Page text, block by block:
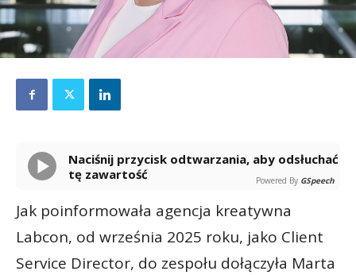
Naciśnij przycisk odtwarzania, aby odsłuchać
tę zawartość
Powered By GSpeech
Jak poinformowała agencja kreatywna
Labcon, od września 2025 roku, jako Client
Service Director, do zespołu dołączyła Marta